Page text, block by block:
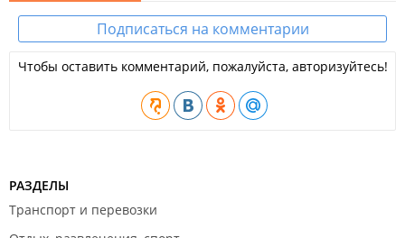
Подписаться на комментарии
Чтобы оставить комментарий, пожалуйста, авторизуйтесь!
РАЗДЕЛЫ
Транспорт и перевозки